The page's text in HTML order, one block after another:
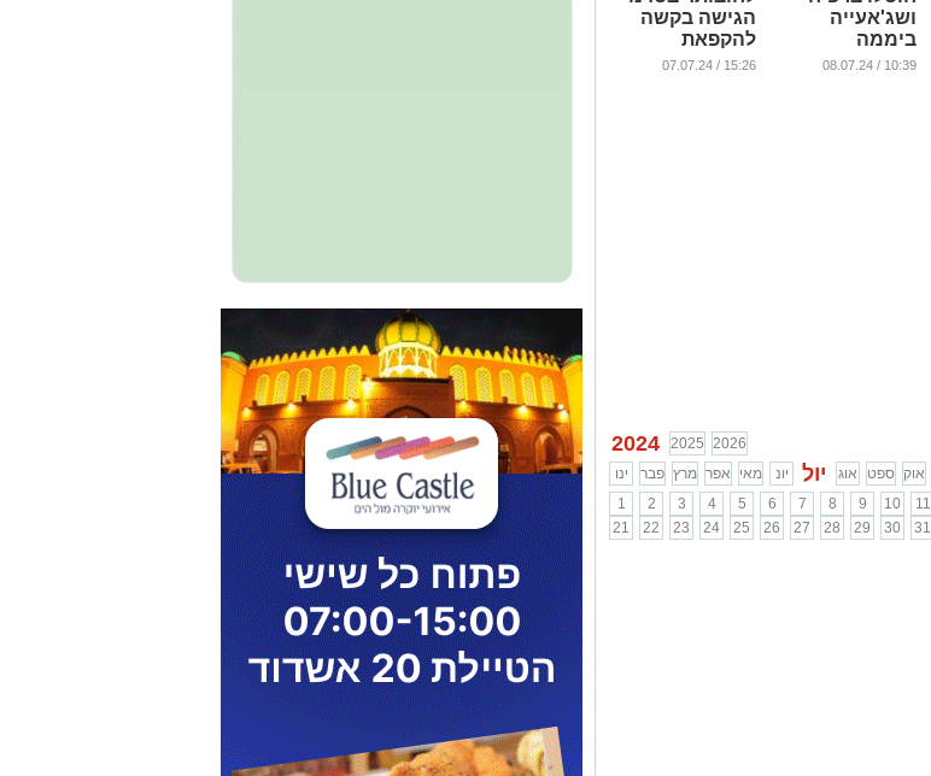
ושג'אעייה
ביממה
האחרונה
10:39 / 08.07.24
הגישה בקשה
להקפאת
הליכים
15:26 / 07.07.24
2024 2025 2026
ינו
פבר מרץ אפר מאי יונ יול אוג ספט אוק
1
2 3 4 5 6 7 8 9 10 11
21
22 23 24 25 26 27 28 29 30 31